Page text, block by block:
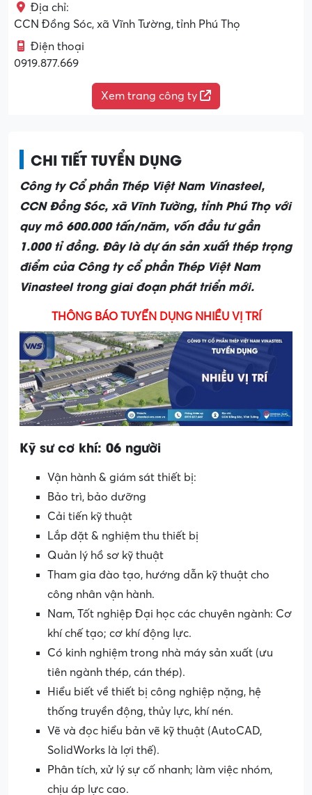
Địa chỉ:
CCN Đồng Sóc, xã Vĩnh Tường, tỉnh Phú Thọ
Điện thoại
0919.877.669
Xem trang công ty
CHI TIẾT TUYỂN DỤNG
Công ty Cổ phần Thép Việt Nam Vinasteel,
CCN Đồng Sóc, xã Vĩnh Tường, tỉnh Phú Thọ với
quy mô 600.000 tấn/năm, vốn đầu tư gần
1.000 tỉ đồng. Đây là dự án sản xuất thép trọng
điểm của Công ty cổ phần Thép Việt Nam
Vinasteel trong giai đoạn phát triển mới.
THÔNG BÁO TUYỂN DỤNG NHIỀU VỊ TRÍ
Kỹ sư cơ khí: 06 người
Vận hành & giám sát thiết bị:
Bảo trì, bảo dưỡng
Cải tiến kỹ thuật
Lắp đặt & nghiệm thu thiết bị
Quản lý hồ sơ kỹ thuật
Tham gia đào tạo, hướng dẫn kỹ thuật cho
công nhân vận hành.
Nam, Tốt nghiệp Đại học các chuyên ngành: Cơ
khí chế tạo; cơ khí động lực.
Có kinh nghiệm trong nhà máy sản xuất (ưu
tiên ngành thép, cán thép).
Hiểu biết về thiết bị công nghiệp nặng, hệ
thống truyền động, thủy lực, khí nén.
Vẽ và đọc hiểu bản vẽ kỹ thuật (AutoCAD,
SolidWorks là lợi thế).
Phân tích, xử lý sự cố nhanh; làm việc nhóm,
chịu áp lực cao.